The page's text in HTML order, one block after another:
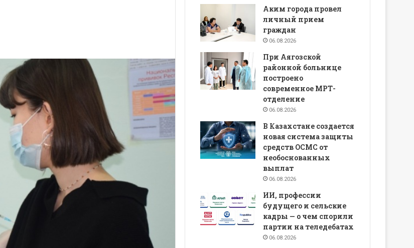
Аким города провел
личный прием
граждан
06.08.2026
При Аягозской
районной больнице
построено
современное МРТ-
отделение
06.08.2026
В Казахстане создается
новая система защиты
средств ОСМС от
необоснованных
выплат
06.08.2026
ИИ, профессии
будущего и сельские
кадры — о чем спорили
партии на теледебатах
06.08.2026